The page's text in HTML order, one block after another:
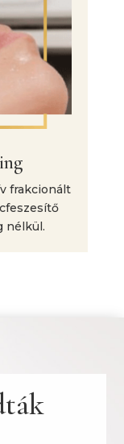
frakcionált
nélkül.